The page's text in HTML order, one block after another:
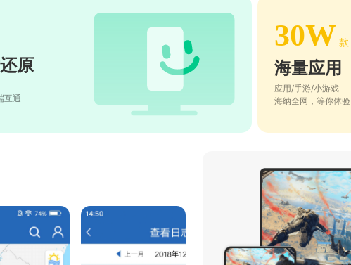
原
互通
30W 款
海量应用
应用/手游/小游戏
海纳全网，等你体验